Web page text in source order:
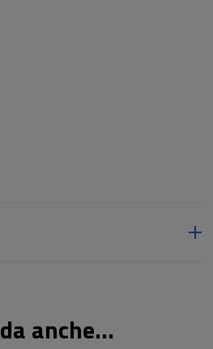
anche...